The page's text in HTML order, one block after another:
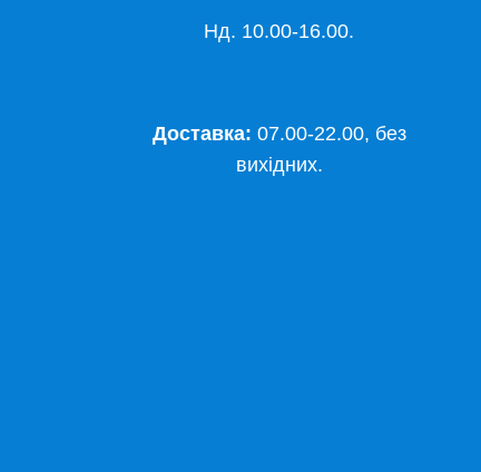
Нд. 10.00-16.00.
Доставка: 07.00-22.00, без
вихідних.